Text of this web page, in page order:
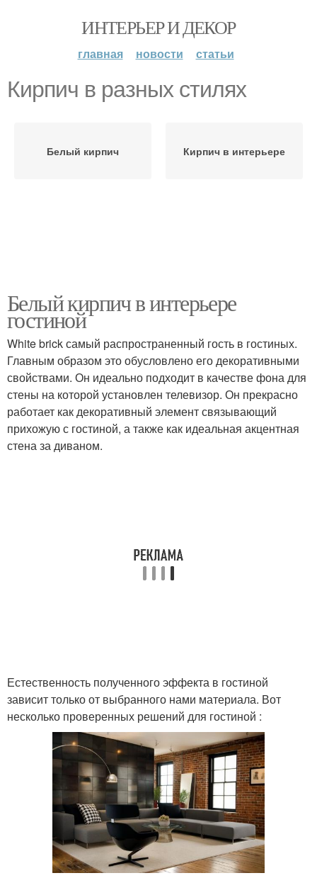
ИНТЕРЬЕР И ДЕКОР
главная новости статьи
Кирпич в разных стилях
Белый кирпич Кирпич в интерьере
Белый кирпич в интерьере
гостиной
White brick самый распространенный гость в гостиных.
Главным образом это обусловлено его декоративными
свойствами. Он идеально подходит в качестве фона для
стены на которой установлен телевизор. Он прекрасно
работает как декоративный элемент связывающий
прихожую с гостиной, а также как идеальная акцентная
стена за диваном.
Естественность полученного эффекта в гостиной
зависит только от выбранного нами материала. Вот
несколько проверенных решений для гостиной :